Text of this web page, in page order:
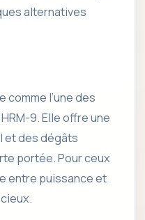
alternatives
l’une des
9. Elle offre une
et des dégâts
portée. Pour ceux
entre puissance et